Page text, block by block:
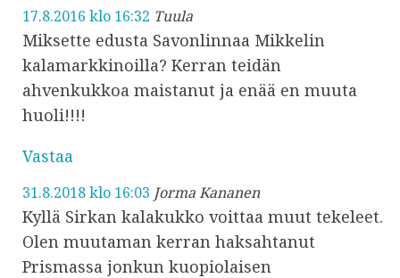
17.8.2016 klo 16:32 Tuula
Miksette edusta Savonlinnaa Mikkelin
kalamarkkinoilla? Kerran teidän
ahvenkukkoa maistanut ja enää en muuta
huoli!!!!
Vastaa
31.8.2018 klo 16:03 Jorma Kananen
Kyllä Sirkan kalakukko voittaa muut tekeleet.
Olen muutaman kerran haksahtanut
Prismassa jonkun kuopiolaisen